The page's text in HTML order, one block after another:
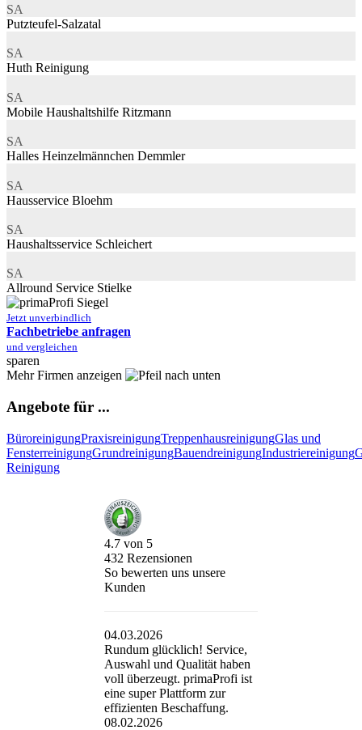
SA
Putzteufel-Salzatal
SA
Huth Reinigung
SA
Mobile Haushaltshilfe Ritzmann
SA
Halles Heinzelmännchen Demmler
SA
Hausservice Bloehm
SA
Haushaltsservice Schleichert
SA
Allround Service Stielke
Jetzt unverbindlich
Fachbetriebe anfragen
und vergleichen
sparen
Mehr Firmen anzeigen
Angebote für ...
BüroreinigungPraxisreinigungTreppenhausreinigungGlas und
FensterreinigungGrundreinigungBauendreinigungIndustriereinigung
Reinigung
4.7 von 5
432 Rezensionen
So bewerten uns unsere
Kunden
04.03.2026
Rundum glücklich! Service,
Auswahl und Qualität haben
voll überzeugt. primaProfi ist
eine super Plattform zur
effizienten Beschaffung.
08.02.2026